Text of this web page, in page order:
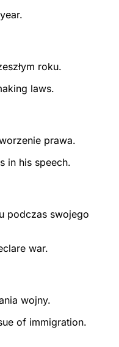
roku.
laws.
prawa.
in his speech.
podczas swojego
war.
wojny.
of immigration.